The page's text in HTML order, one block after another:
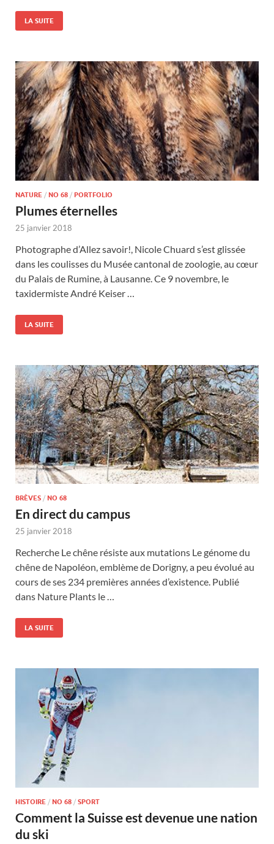
LA SUITE
NATURE / NO 68 / PORTFOLIO
Plumes éternelles
25 janvier 2018
Photographe d’Allez savoir!, Nicole Chuard s’est glissée
dans les coulisses du Musée cantonal de zoologie, au cœur
du Palais de Rumine, à Lausanne. Ce 9 novembre, le
taxidermiste André Keiser …
LA SUITE
BRÈVES / NO 68
En direct du campus
25 janvier 2018
Recherche Le chêne résiste aux mutations Le génome du
chêne de Napoléon, emblème de Dorigny, a peu évolué au
cours de ses 234 premières années d’existence. Publié
dans Nature Plants le …
LA SUITE
HISTOIRE / NO 68 / SPORT
Comment la Suisse est devenue une nation
du ski